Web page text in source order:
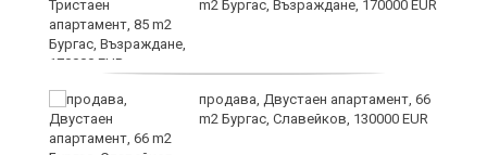
m2 Бургас, Възраждане, 170000 EUR
продава, Двустаен апартамент, 66
m2 Бургас, Славейков, 130000 EUR